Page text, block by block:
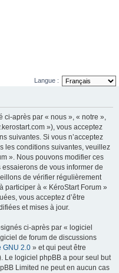
Langue :
ci-après par « nous », « notre »,
»), vous acceptez
suivantes. Si vous n’acceptez
les conditions suivantes, veuillez
». Nous pouvons modifier ces
de vous informer de
de vérifier régulièrement
participer à « KéroStart Forum »
vous acceptez d’être
et mises à jour.
ci-après par « logiciel
de forum de discussions
GNU 2.0 » et qui peut être
Le logiciel phpBB a pour seul but
Limited ne peut en aucun cas